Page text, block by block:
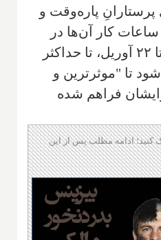
پاره‌وقت و
کار آن‌ها در
بازه زمانی ۱۳ فوریه تا ۲۲ آوریل، تا حداکثر
تا "موثرترین و
فراهم شده
کنید؛ ادامه مطلب پس از این